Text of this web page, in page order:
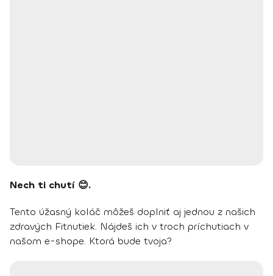
Nech ti chutí 😊.
Tento úžasný koláč môžeš doplniť aj jednou z našich
zdravých Fitnutiek. Nájdeš ich v troch príchutiach v
našom e-shope. Ktorá bude tvoja?